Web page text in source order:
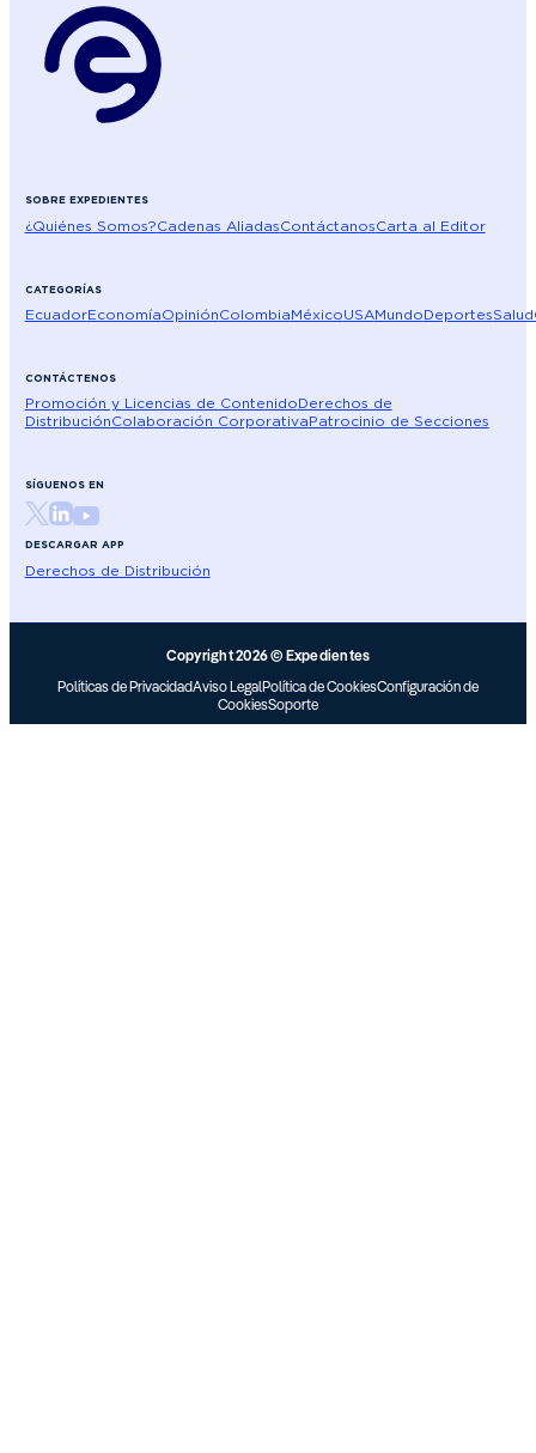
SOBRE EXPEDIENTES
¿Quiénes Somos?Cadenas AliadasContáctanosCarta al Editor
CATEGORÍAS
EcuadorEconomíaOpiniónColombiaMéxicoUSAMundoDeportesSalud
CONTÁCTENOS
Promoción y Licencias de ContenidoDerechos de
DistribuciónColaboración CorporativaPatrocinio de Secciones
SÍGUENOS EN
DESCARGAR APP
Derechos de Distribución
Copyright 2026 © Expedientes
Políticas de PrivacidadAviso LegalPolítica de CookiesConfiguración de
CookiesSoporte